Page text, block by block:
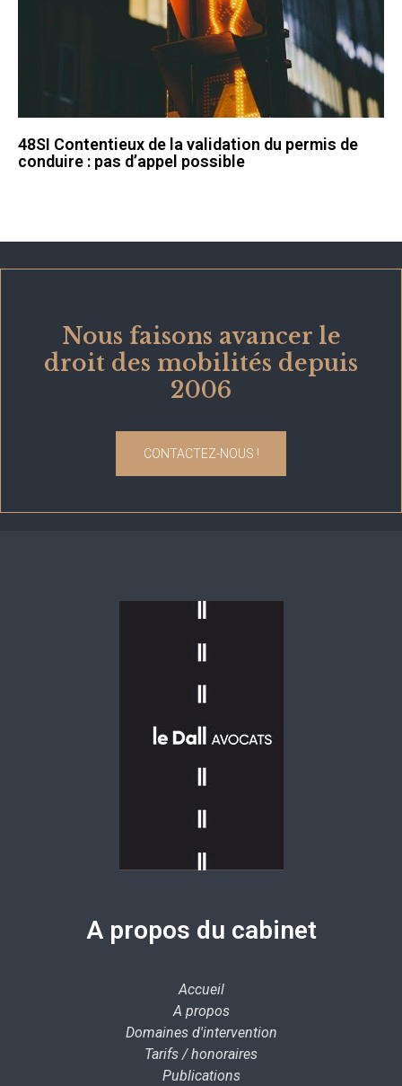
48SI Contentieux de la validation du permis de
conduire : pas d’appel possible
Nous faisons avancer le
droit des mobilités depuis
2006
CONTACTEZ-NOUS !
A propos du cabinet
Accueil
A propos
Domaines d'intervention
Tarifs / honoraires
Publications